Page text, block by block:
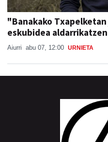
"Banakako
eskubidea
Aiurri abu 07, 12:00 URNIETA